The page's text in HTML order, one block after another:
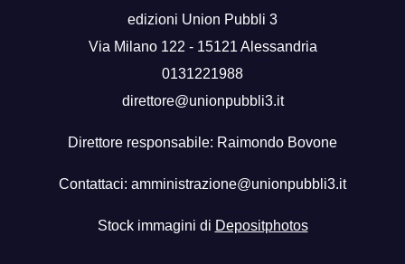
edizioni Union Pubbli 3
Via Milano 122 - 15121 Alessandria
0131221988
direttore@unionpubbli3.it
Direttore responsabile: Raimondo Bovone
Contattaci: amministrazione@unionpubbli3.it
Stock immagini di Depositphotos